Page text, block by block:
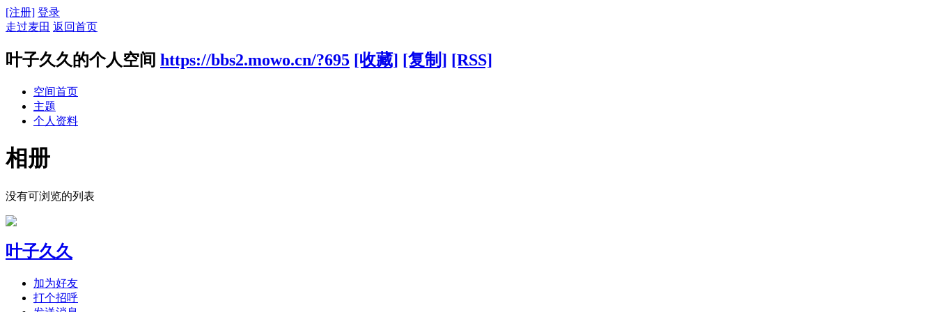
[注册] 登录
走过麦田 返回首页
叶子久久的个人空间 https://bbs2.mowo.cn/?695 [收藏] [复制] [RSS]
空间首页
主题
个人资料
相册
没有可浏览的列表
叶子久久
加为好友
打个招呼